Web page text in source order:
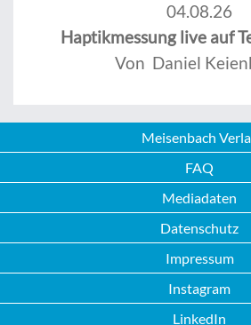
04.08.26
Haptikmessung live auf
Von Daniel
Meisenbach
FAQ
Mediadaten
Datenschutz
Impressum
Instagram
LinkedIn